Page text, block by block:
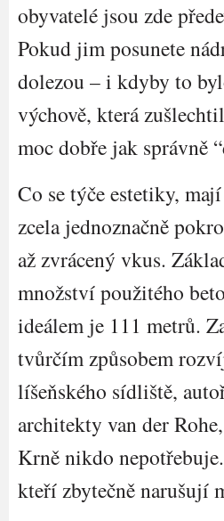
obyvatelé jsou zde
Pokud jim posunete
dolezou – i kdyby to
výchově, která
moc dobře jak správně
Co se týče estetiky,
zcela jednoznačně
až zvrácený vkus.
množství použitého
ideálem je 111 metrů.
tvůrčím způsobem
líšeňského sídliště,
architekty van der
Krně nikdo
kteří zbytečně narušují